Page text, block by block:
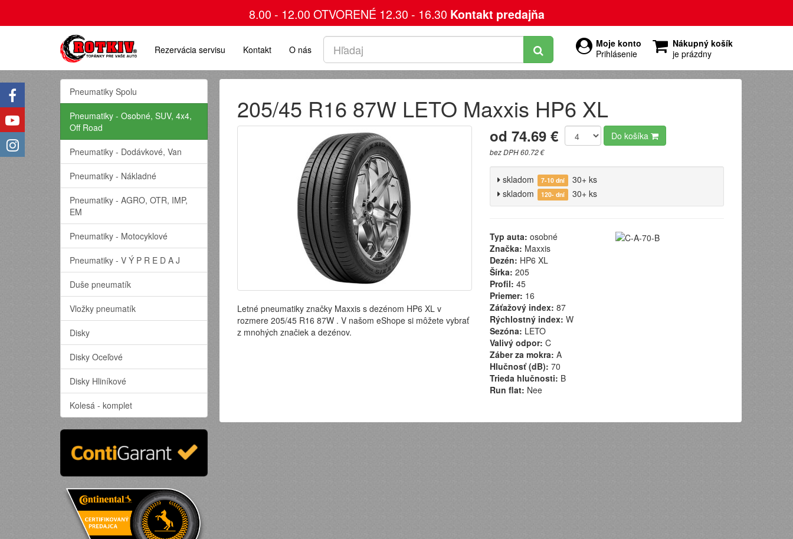
8.00 - 12.00 OTVORENÉ 12.30 - 16.30 Kontakt predajňa
Moje konto
Prihlásenie
Nákupný košík
je prázdny
Rezervácia servisu Kontakt O nás
205/45 R16 87W LETO Maxxis HP6 XL
Letné pneumatiky značky Maxxis s dezénom HP6 XL v
rozmere 205/45 R16 87W . V našom eShope si môžete vybrať
z mnohých značiek a dezénov.
od 74.69 €
bez DPH 60.72 €
Do košíka
skladom 7-10 dní
30+ ks
skladom
120- dní 30+ ks
Typ auta: osobné
Značka: Maxxis
Dezén: HP6 XL
Šírka: 205
Profil: 45
Priemer: 16
Záťažový index: 87
Rýchlostný index: W
Sezóna: LETO
Valivý odpor: C
Záber za mokra: A
Hlučnosť (dB): 70
Trieda hlučnosti: B
Run flat: Nee
Pneumatiky Spolu
Pneumatiky - Osobné, SUV, 4x4,
Off Road
Pneumatiky - Dodávkové, Van
Pneumatiky - Nákladné
Pneumatiky - AGRO, OTR, IMP,
EM
Pneumatiky - Motocyklové
Pneumatiky - V Ý P R E D A J
Duše pneumatík
Vložky pneumatík
Disky
Disky Oceľové
Disky Hliníkové
Kolesá - komplet